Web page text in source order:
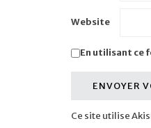
Website
En utilisant ce
Ce site utilise